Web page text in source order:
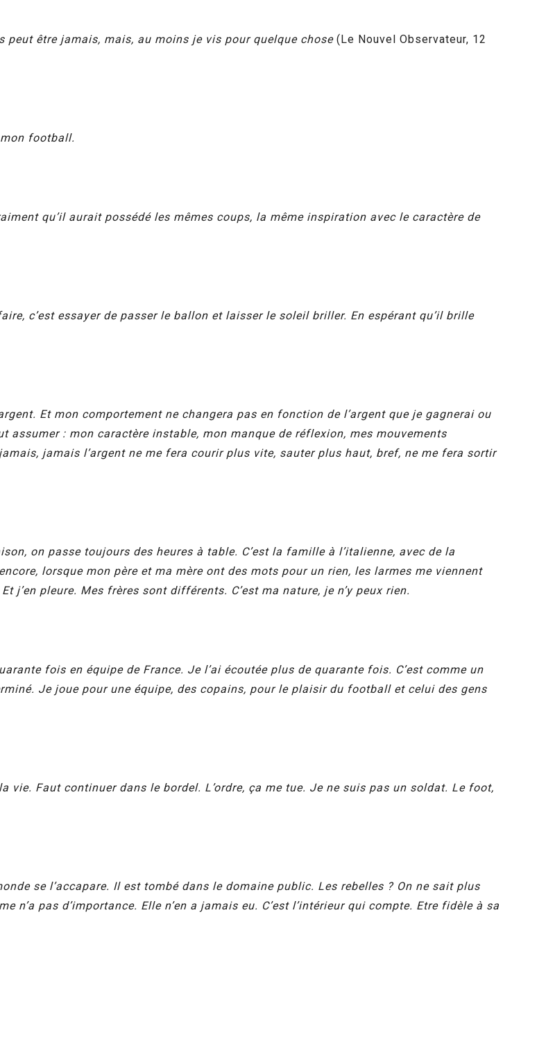
être jamais, mais, au moins je vis pour quelque chose (Le Nouvel Observateur, 12
mon football.
qu’il aurait possédé les mêmes coups, la même inspiration avec le caractère de
c’est essayer de passer le ballon et laisser le soleil briller. En espérant qu’il brille
Et mon comportement ne changera pas en fonction de l’argent que je gagnerai ou
assumer : mon caractère instable, mon manque de réflexion, mes mouvements
jamais l’argent ne me fera courir plus vite, sauter plus haut, bref, ne me fera sortir
on passe toujours des heures à table. C’est la famille à l’italienne, avec de la
lorsque mon père et ma mère ont des mots pour un rien, les larmes me viennent
j’en pleure. Mes frères sont différents. C’est ma nature, je n’y peux rien.
fois en équipe de France. Je l’ai écoutée plus de quarante fois. C’est comme un
Je joue pour une équipe, des copains, pour le plaisir du football et celui des gens
vie. Faut continuer dans le bordel. L’ordre, ça me tue. Je ne suis pas un soldat. Le foot,
se l’accapare. Il est tombé dans le domaine public. Les rebelles ? On ne sait plus
n’a pas d’importance. Elle n’en a jamais eu. C’est l’intérieur qui compte. Etre fidèle à sa